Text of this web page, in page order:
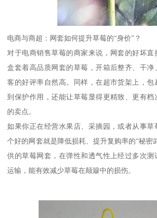
电商与商超：网套如何提升草莓的“身价”？
对于电商销售草莓的商家来说，网套的好坏直
盒套着高品质网套的草莓，开箱后整齐、干净
客的好评率自然高。同样，在超市货架上，包
到保护作用，还能让草莓显得更精致、更有档
的卖点。
如果你正在经营水果店、采摘园，或者从事草
个好的网套就是降低损耗、提升复购率的“秘密
供的草莓网套，在弹性和透气性上经过多次测
运输，能有效减少草莓在颠簸中的损伤。